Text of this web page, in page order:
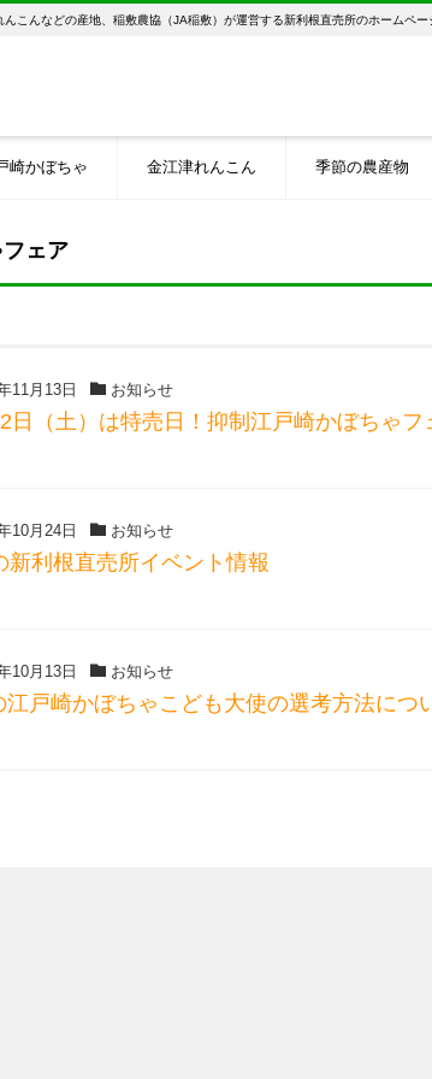
こんなどの産地、稲敷農協（JA稲敷）が運営する新利根直売所のホームペー
崎かぼちゃ 金江津れんこん 季節の農産物
ェア
11月13日 お知らせ
日（土）は特売日！抑制江戸崎かぼちゃフ
10月24日 お知らせ
新利根直売所イベント情報
10月13日 お知らせ
江戸崎かぼちゃこども大使の選考方法につ